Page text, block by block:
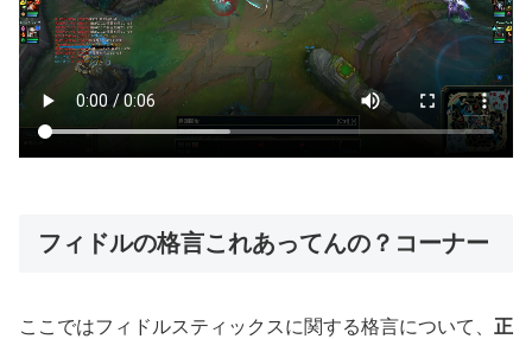
フィドルの格言これあってんの？コーナー
ここではフィドルスティックスに関する格言について、 正